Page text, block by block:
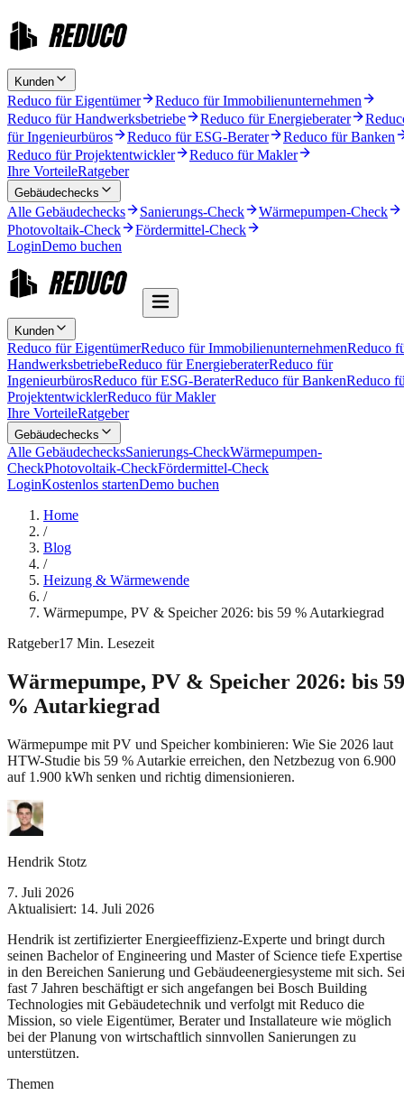
Kunden
Reduco für Eigentümer
Reduco für Immobilienunternehmen
Reduco für Handwerksbetriebe
Reduco für Energieberater
für Ingenieurbüros
Reduco für ESG-Berater
Reduco für Banken
Reduco für Projektentwickler
Reduco für Makler
Ihre VorteileRatgeber
Gebäudechecks
Alle Gebäudechecks Sanierungs-Check
Wärmepumpen-Check
Photovoltaik-Check
Fördermittel-Check
LoginDemo buchen
Kunden
Reduco für EigentümerReduco für ImmobilienunternehmenReduco
HandwerksbetriebeReduco für EnergieberaterReduco für
IngenieurbürosReduco für ESG-BeraterReduco für BankenReduco
ProjektentwicklerReduco für Makler
Ihre VorteileRatgeber
Gebäudechecks
Alle GebäudechecksSanierungs-CheckWärmepumpen-
CheckPhotovoltaik-CheckFördermittel-Check
LoginKostenlos startenDemo buchen
Home
/
Blog
/
Heizung & Wärmewende
/
Wärmepumpe, PV & Speicher 2026: bis 59 % Autarkiegrad
Ratgeber17 Min. Lesezeit
Wärmepumpe, PV & Speicher 2026: bis 59
% Autarkiegrad
Wärmepumpe mit PV und Speicher kombinieren: Wie Sie 2026 laut
HTW-Studie bis 59 % Autarkie erreichen, den Netzbezug von 6.900
auf 1.900 kWh senken und richtig dimensionieren.
Hendrik Stotz
7. Juli 2026
Aktualisiert: 14. Juli 2026
Hendrik ist zertifizierter Energieeffizienz-Experte und bringt durch
seinen Bachelor of Engineering und Master of Science tiefe Expertise
in den Bereichen Sanierung und Gebäudeenergiesysteme mit sich.
fast 7 Jahren beschäftigt er sich angefangen bei Bosch Building
Technologies mit Gebäudetechnik und verfolgt mit Reduco die
Mission, so viele Eigentümer, Berater und Installateure wie möglich
bei der Planung von wirtschaftlich sinnvollen Sanierungen zu
unterstützen.
Themen